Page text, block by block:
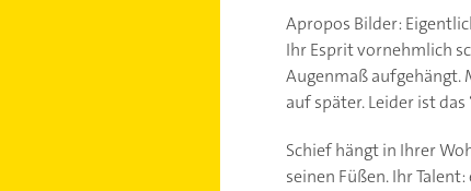
Apropos Bilder:
Ihr Esprit vornehmlich
Augenmaß aufgehängt.
auf später. Leider ist
Schief hängt in Ihrer
seinen Füßen. Ihr